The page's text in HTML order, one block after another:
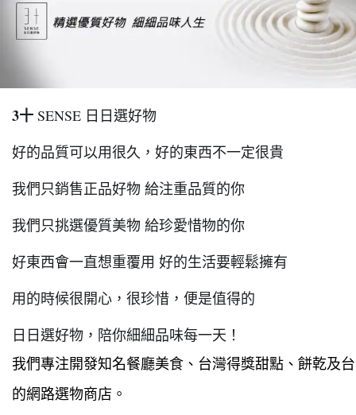
3十 SENSE 日日選好物
好的品質可以用很久，好的東西不一定很貴
我們只銷售正品好物 給注重品質的你
我們只挑選優質美物 給珍愛惜物的你
好東西會一直想重覆用 好的生活要輕鬆擁有
用的時候很開心，很珍惜，便是值得的
日日選好物，陪你細細品味每一天！
我們專注開發知名餐廳美食、台灣得獎甜點、餅乾及
的網路選物商店。